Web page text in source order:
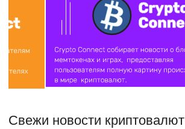
Свежи новости криптовалют